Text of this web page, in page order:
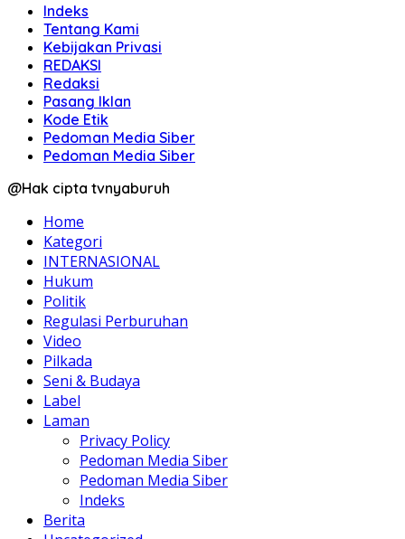
Indeks
Tentang Kami
Kebijakan Privasi
REDAKSI
Redaksi
Pasang Iklan
Kode Etik
Pedoman Media Siber
Pedoman Media Siber
@Hak cipta tvnyaburuh
Home
Kategori
INTERNASIONAL
Hukum
Politik
Regulasi Perburuhan
Video
Pilkada
Seni & Budaya
Label
Laman
Privacy Policy
Pedoman Media Siber
Pedoman Media Siber
Indeks
Berita